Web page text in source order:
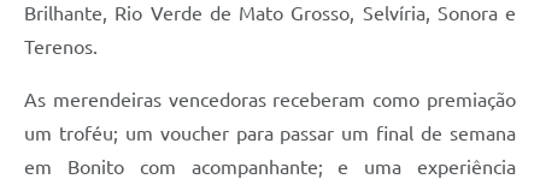
Brilhante, Rio Verde de Mato Grosso, Selvíria, Sonora e
Terenos.
As merendeiras vencedoras receberam como premiação
um troféu; um voucher para passar um final de semana
em Bonito com acompanhante; e uma experiência